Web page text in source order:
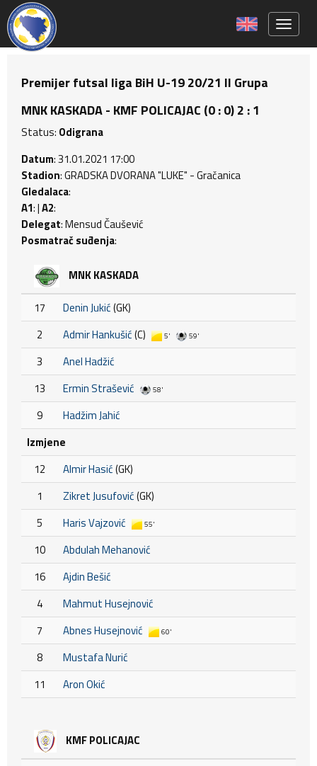
Premijer futsal liga BiH U-19 20/21 II Grupa
MNK KASKADA - KMF POLICAJAC (0 : 0) 2 : 1
Status: Odigrana
Datum: 31.01.2021 17:00
Stadion: GRADSKA DVORANA "LUKE" - Gračanica
Gledalaca:
A1: |A2:
Delegat: Mensud Čaušević
Posmatrač suđenja:
MNK KASKADA
17 Denin Jukić(GK)
2
Admir Hankušić(C) 5' 59'
3
Anel Hadžić
13
Ermin Strašević 58'
9
Hadžim Jahić
Izmjene
12
Almir Hasić(GK)
1
Zikret Jusufović(GK)
5
Haris Vajzović 55'
10
Abdulah Mehanović
16
Ajdin Bešić
4
Mahmut Husejnović
7
Abnes Husejnović 60'
8
Mustafa Nurić
11
Aron Okić
KMF POLICAJAC